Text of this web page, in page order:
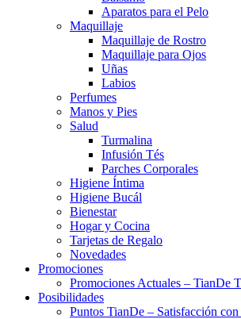
Aparatos para el Pelo
Maquillaje
Maquillaje de Rostro
Maquillaje para Ojos
Uñas
Labios
Perfumes
Manos y Pies
Salud
Turmalina
Infusión Tés
Parches Corporales
Higiene Íntima
Higiene Bucál
Bienestar
Hogar y Cocina
Tarjetas de Regalo
Novedades
Promociones
Promociones Actuales – TianDe
Posibilidades
Puntos TianDe – Satisfacción